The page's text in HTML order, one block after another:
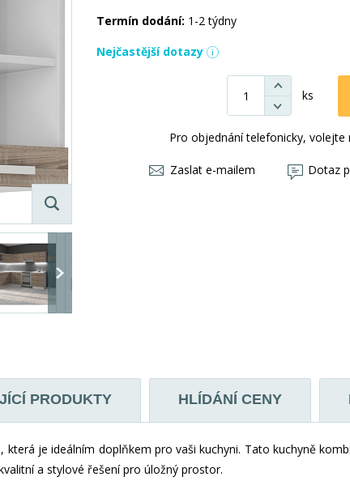
Termín dodání: 1-2 týdny
Nejčastější dotazy
ks
Pro objednání telefonicky, volejte
Zaslat e-mailem Dotaz
PRODUKTY HLÍDÁNÍ CENY
je ideálním doplňkem pro vaši kuchyni. Tato kuchyně
a stylové řešení pro úložný prostor.